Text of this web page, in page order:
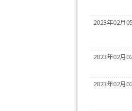
2023年02月
2023年02月
2023年02月